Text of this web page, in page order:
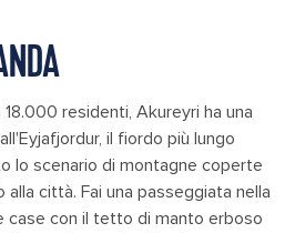
residenti, Akureyri ha una
il fiordo più lungo
lo scenario di montagne coperte
città. Fai una passeggiata nella
case con il tetto di manto erboso